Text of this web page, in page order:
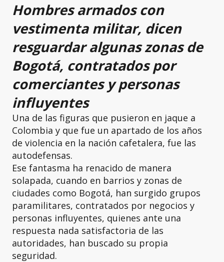
Hombres armados con
vestimenta militar, dicen
resguardar algunas zonas de
Bogotá, contratados por
comerciantes y personas
influyentes
Una de las figuras que pusieron en jaque a
Colombia y que fue un apartado de los años
de violencia en la nación cafetalera, fue las
autodefensas.
Ese fantasma ha renacido de manera
solapada, cuando en barrios y zonas de
ciudades como Bogotá, han surgido grupos
paramilitares, contratados por negocios y
personas influyentes, quienes ante una
respuesta nada satisfactoria de las
autoridades, han buscado su propia
seguridad.